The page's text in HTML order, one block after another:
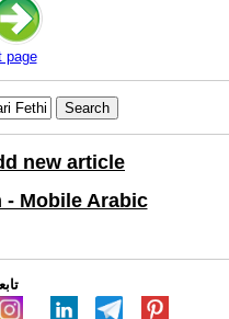
page
new article
Mobile Arabic